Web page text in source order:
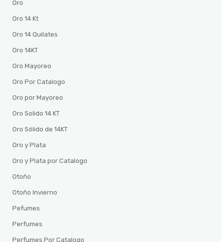
Oro
Oro 14 Kt
Oro 14 Quilates
Oro 14KT
Oro Mayoreo
Oro Por Catalogo
Oro por Mayoreo
Oro Solido 14 KT
Oro Sólido de 14KT
Oro y Plata
Oro y Plata por Catalogo
Otoño
Otoño Invierno
Pefumes
Perfumes
Perfumes Por Catalogo